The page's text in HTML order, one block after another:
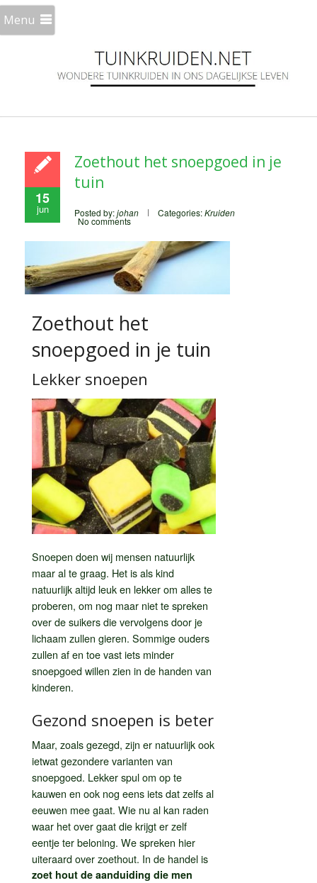
Menu
15
jun
Zoethout het snoepgoed in je
tuin
Posted by:johan Categories:Kruiden
No comments
Zoethout het
snoepgoed in je tuin
Lekker snoepen
Snoepen doen wij mensen natuurlijk
maar al te graag. Het is als kind
natuurlijk altijd leuk en lekker om alles te
proberen, om nog maar niet te spreken
over de suikers die vervolgens door je
lichaam zullen gieren. Sommige ouders
zullen af en toe vast iets minder
snoepgoed willen zien in de handen van
kinderen.
Gezond snoepen is beter
Maar, zoals gezegd, zijn er natuurlijk ook
ietwat gezondere varianten van
snoepgoed. Lekker spul om op te
kauwen en ook nog eens iets dat zelfs al
eeuwen mee gaat. Wie nu al kan raden
waar het over gaat die krijgt er zelf
eentje ter beloning. We spreken hier
uiteraard over zoethout. In de handel is
zoet hout de aanduiding die men